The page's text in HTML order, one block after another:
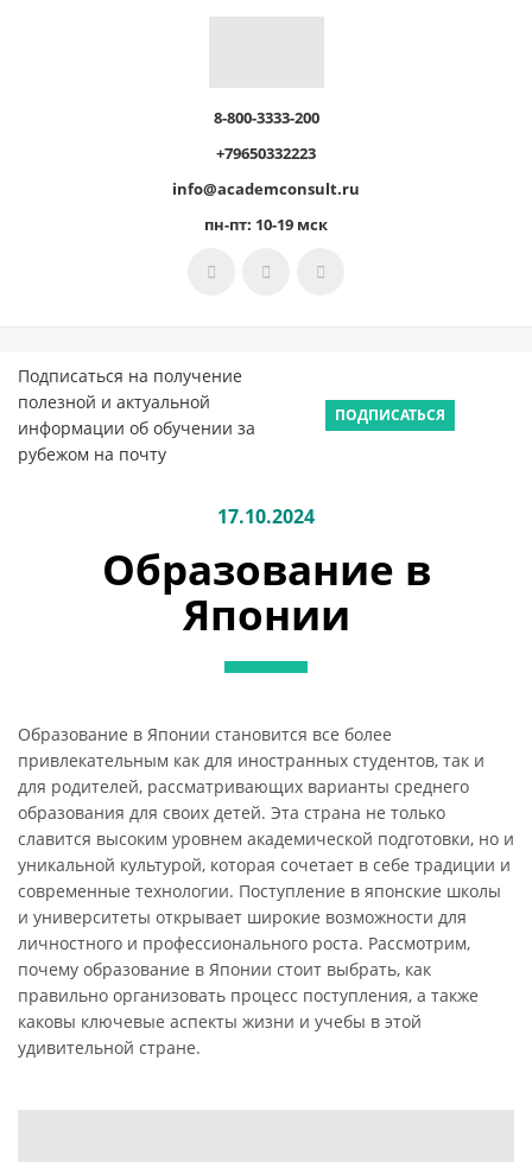
8-800-3333-200
+79650332223
info@academconsult.ru
пн-пт: 10-19 мск
Подписаться на получение
полезной и актуальной
информации об обучении за
рубежом на почту
ПОДПИСАТЬСЯ
17.10.2024
Образование в
Японии
Образование в Японии становится все более
привлекательным как для иностранных студентов, так и
для родителей, рассматривающих варианты среднего
образования для своих детей. Эта страна не только
славится высоким уровнем академической подготовки, но и
уникальной культурой, которая сочетает в себе традиции и
современные технологии. Поступление в японские школы
и университеты открывает широкие возможности для
личностного и профессионального роста. Рассмотрим,
почему образование в Японии стоит выбрать, как
правильно организовать процесс поступления, а также
каковы ключевые аспекты жизни и учебы в этой
удивительной стране.